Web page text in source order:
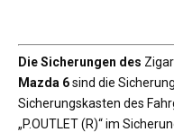
Die Sicherungen des
Mazda 6sind die Sicherung
Sicherungskasten des
„P.OUTLET (R)“ im